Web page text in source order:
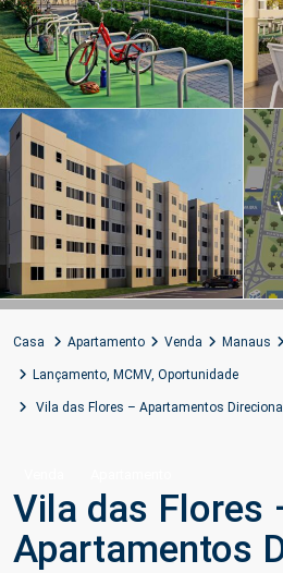
Casa Apartamento Venda Manaus
Lançamento, MCMV, Oportunidade
Vila das Flores – Apartamentos Direcional
Vila das Flores
Apartamentos